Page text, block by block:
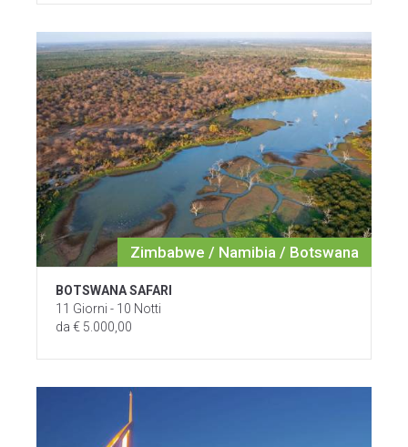
Zimbabwe / Namibia / Botswana
BOTSWANA SAFARI
11 Giorni - 10 Notti
da € 5.000,00